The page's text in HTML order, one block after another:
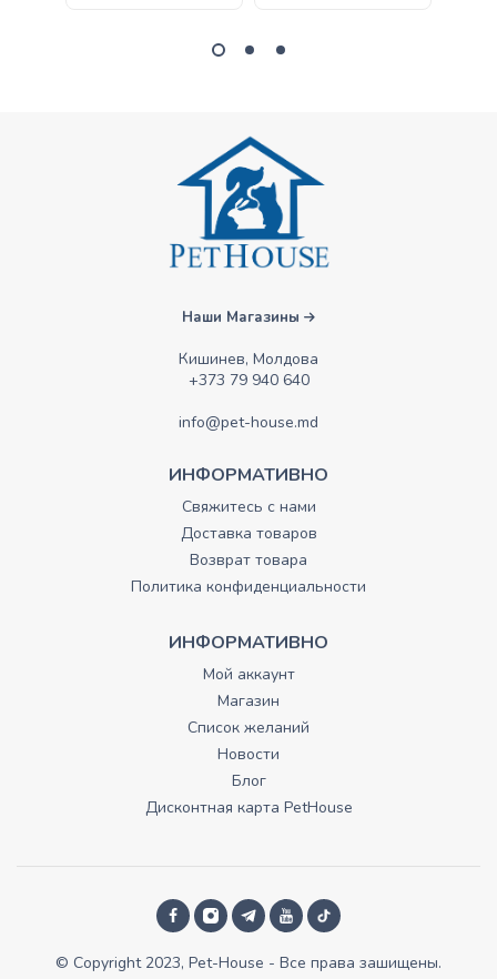
Наши Магазины
Кишинев, Молдова
+373 79 940 640
info@pet-house.md
ИНФОРМАТИВНО
Свяжитесь с нами
Доставка товаров
Возврат товара
Политика конфиденциальности
ИНФОРМАТИВНО
Мой аккаунт
Магазин
Список желаний
Новости
Блог
Дисконтная карта PetHouse
© Copyright 2023, Pet-House - Все права зашищены.